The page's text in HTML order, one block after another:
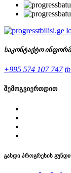
საკონტაქტო
+995 574 107 747
შემოგვიერთდით
გახდი პროგრესის